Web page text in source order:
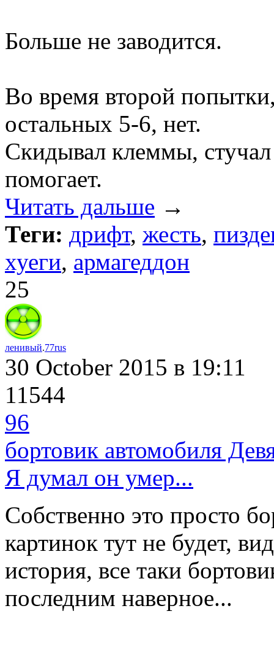
Больше не заводится.
Во время второй
остальных 5-6, нет.
Скидывал клеммы,
помогает.
Читать дальше →
Теги: дрифт, жесть,
хуеги, армагеддон
25
ленивый.77rus
30 October 2015 в 19:11
11544
96
бортовик автомобиля
Я думал он умер...
Собственно это просто
картинок тут не будет,
история, все таки
последним наверное...